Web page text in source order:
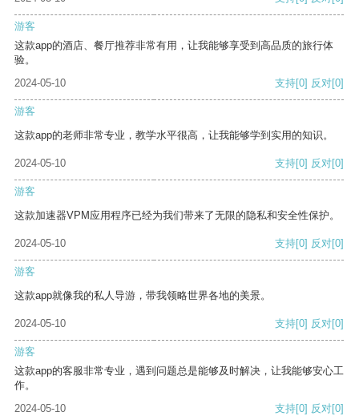
游客
这款app的酒店、餐厅推荐非常有用，让我能够享受到高品质的旅行体
验。
2024-05-10
支持[0] 反对[0]
游客
这款app的老师非常专业，教学水平很高，让我能够学到实用的知识。
2024-05-10 支持[0] 反对[0]
游客
这款加速器VPM应用程序已经为我们带来了无限的隐私和安全性保护。
2024-05-10 支持[0] 反对[0]
游客
这款app就像我的私人导游，带我领略世界各地的美景。
2024-05-10 支持[0] 反对[0]
游客
这款app的客服非常专业，遇到问题总是能够及时解决，让我能够安心工
作。
2024-05-10
支持[0] 反对[0]